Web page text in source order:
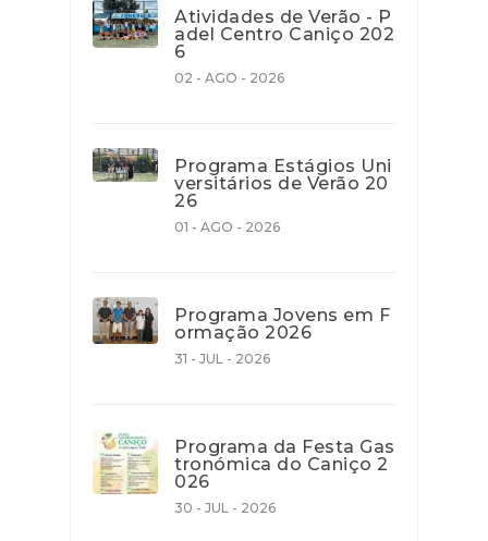
Atividades de Verão - P
adel Centro Caniço 202
6
02 - AGO - 2026
Programa Estágios Uni
versitários de Verão 20
26
01 - AGO - 2026
Programa Jovens em F
ormação 2026
31 - JUL - 2026
Programa da Festa Gas
tronómica do Caniço 2
026
30 - JUL - 2026